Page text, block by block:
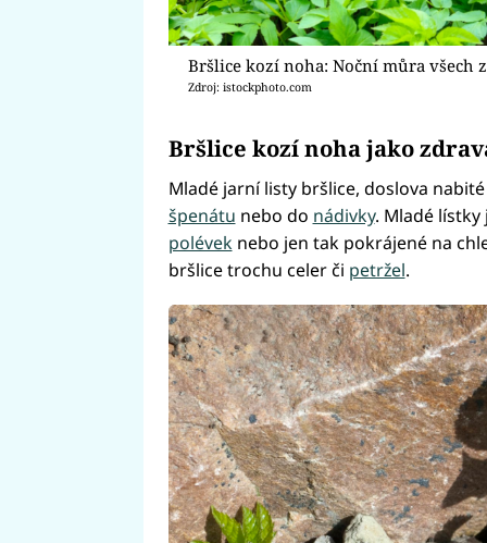
Bršlice kozí noha: Noční můra všech
Zdroj: istockphoto.com
Bršlice kozí noha jako
Mladé jarní listy bršlice, doslova
špenátu nebo do nádivky. Mladé lístky
polévek nebo jen tak pokrájené na
bršlice trochu celer či petržel.